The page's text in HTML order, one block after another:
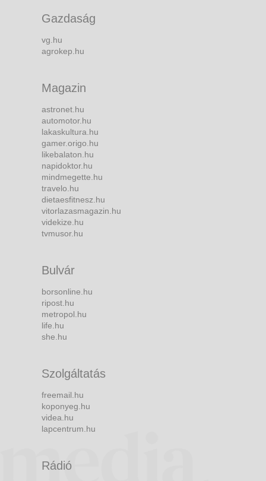
Gazdaság
vg.hu
agrokep.hu
Magazin
astronet.hu
automotor.hu
lakaskultura.hu
gamer.origo.hu
likebalaton.hu
napidoktor.hu
mindmegette.hu
travelo.hu
dietaesfitnesz.hu
vitorlazasmagazin.hu
videkize.hu
tvmusor.hu
Bulvár
borsonline.hu
ripost.hu
metropol.hu
life.hu
she.hu
Szolgáltatás
freemail.hu
koponyeg.hu
videa.hu
lapcentrum.hu
Rádió